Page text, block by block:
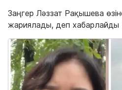
Заңгер Ләззат Рақышева
жариялады, деп хабарлайды